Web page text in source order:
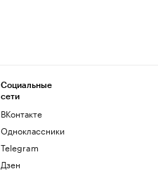
Социальные
сети
ВКонтакте
Одноклассники
Telegram
Дзен